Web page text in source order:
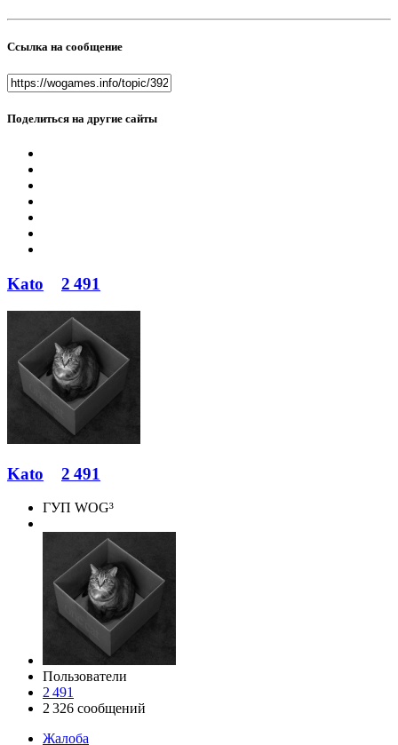
Ссылка на сообщение
Поделиться на другие сайты
Kato 2 491
Kato 2 491
ГУП WOG³
Пользователи
2 491
2 326 сообщений
Жалоба